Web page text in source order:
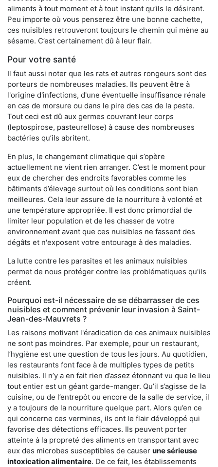
aliments à tout moment et à tout instant qu’ils le désirent.
Peu importe où vous penserez être une bonne cachette,
ces nuisibles retrouveront toujours le chemin qui mène au
sésame. C’est certainement dû à leur flair.
Pour votre santé
Il faut aussi noter que les rats et autres rongeurs sont des
porteurs de nombreuses maladies. Ils peuvent être à
l'origine d'infections, d'une éventuelle insuffisance rénale
en cas de morsure ou dans le pire des cas de la peste.
Tout ceci est dû aux germes couvrant leur corps
(leptospirose, pasteurellose) à cause des nombreuses
bactéries qu’ils abritent.
En plus, le changement climatique qui s’opère
actuellement ne vient rien arranger. C’est le moment pour
eux de chercher des endroits favorables comme les
bâtiments d’élevage surtout où les conditions sont bien
meilleures. Cela leur assure de la nourriture à volonté et
une température appropriée. Il est donc primordial de
limiter leur population et de les chasser de votre
environnement avant que ces nuisibles ne fassent des
dégâts et n'exposent votre entourage à des maladies.
La lutte contre les parasites et les animaux nuisibles
permet de nous protéger contre les problématiques qu'ils
créent.
Pourquoi est-il nécessaire de se débarrasser de ces
nuisibles et comment prévenir leur invasion à Saint-
Jean-des-Mauvrets ?
Les raisons motivant l'éradication de ces animaux nuisibles
ne sont pas moindres. Par exemple, pour un restaurant,
l’hygiène est une question de tous les jours. Au quotidien,
les restaurants font face à de multiples types de petits
nuisibles. Il n’y a en fait rien d’assez étonnant vu que le lieu
tout entier est un géant garde-manger. Qu’il s’agisse de la
cuisine, ou de l’entrepôt ou encore de la salle de service, il
y a toujours de la nourriture quelque part. Alors qu’en ce
qui concerne ces vermines, ils ont le flair développé qui
favorise des détections efficaces. Ils peuvent porter
atteinte à la propreté des aliments en transportant avec
eux des microbes susceptibles de causer une sérieuse
intoxication alimentaire. De ce fait, les établissements